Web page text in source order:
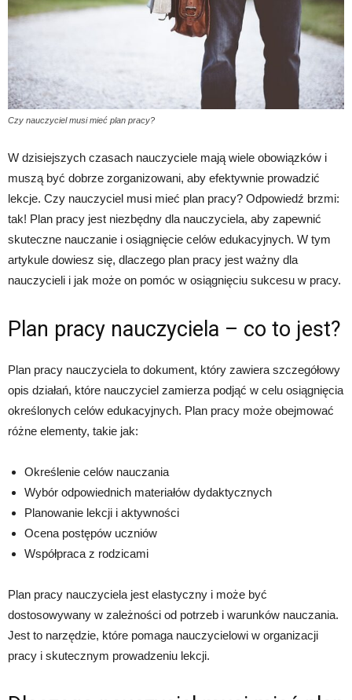
Czy nauczyciel musi mieć plan pracy?
W dzisiejszych czasach nauczyciele mają wiele obowiązków i
muszą być dobrze zorganizowani, aby efektywnie prowadzić
lekcje. Czy nauczyciel musi mieć plan pracy? Odpowiedź brzmi:
tak! Plan pracy jest niezbędny dla nauczyciela, aby zapewnić
skuteczne nauczanie i osiągnięcie celów edukacyjnych. W tym
artykule dowiesz się, dlaczego plan pracy jest ważny dla
nauczycieli i jak może on pomóc w osiągnięciu sukcesu w pracy.
Plan pracy nauczyciela – co to jest?
Plan pracy nauczyciela to dokument, który zawiera szczegółowy
opis działań, które nauczyciel zamierza podjąć w celu osiągnięcia
określonych celów edukacyjnych. Plan pracy może obejmować
różne elementy, takie jak:
Określenie celów nauczania
Wybór odpowiednich materiałów dydaktycznych
Planowanie lekcji i aktywności
Ocena postępów uczniów
Współpraca z rodzicami
Plan pracy nauczyciela jest elastyczny i może być
dostosowywany w zależności od potrzeb i warunków nauczania.
Jest to narzędzie, które pomaga nauczycielowi w organizacji
pracy i skutecznym prowadzeniu lekcji.